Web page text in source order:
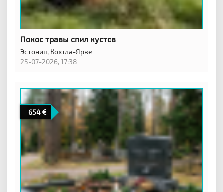
Покос травы спил кустов
Эстония, Кохтла-Ярве
25-07-2026, 17:38
654